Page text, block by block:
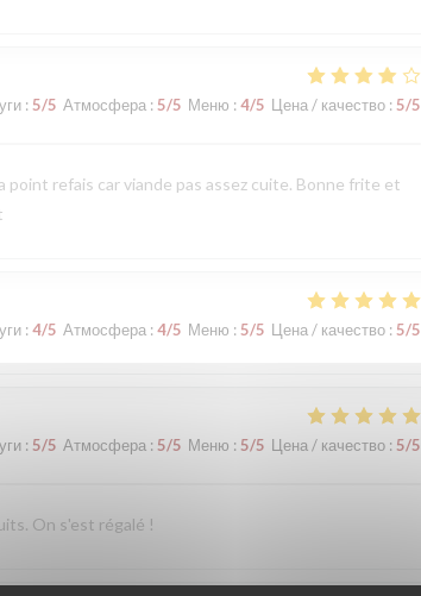
: 5/5 Атмосфера : 5/5 Меню : 4/5 Цена / качество: 5/5
point refais car viande pas assez cuite. Bonne frite et
: 4/5 Атмосфера : 4/5 Меню : 5/5 Цена / качество: 5/5
: 5/5 Атмосфера : 5/5 Меню : 5/5 Цена / качество: 5/5
On s'est régalé !